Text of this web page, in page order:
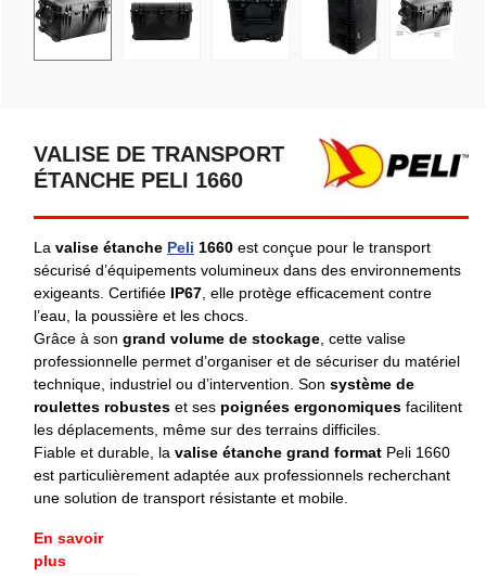
VALISE DE TRANSPORT
ÉTANCHE PELI 1660
La valise étanche Peli 1660 est conçue pour le transport
sécurisé d’équipements volumineux dans des environnements
exigeants. Certifiée IP67 , elle protège efficacement contre
l’eau, la poussière et les chocs.
Grâce à son grand volume de stockage , cette valise
professionnelle permet d’organiser et de sécuriser du matériel
technique, industriel ou d’intervention. Son système de
roulettes robustes et ses poignées ergonomiques facilitent
les déplacements, même sur des terrains difficiles.
Fiable et durable, la valise étanche grand format Peli 1660
est particulièrement adaptée aux professionnels recherchant
une solution de transport résistante et mobile.
En savoir
plus